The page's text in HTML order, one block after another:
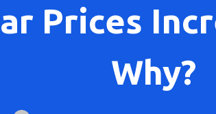
Prices
Why?